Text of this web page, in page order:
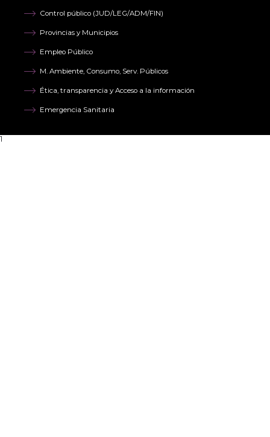
Control público (JUD/LEG/ADM/FIN)
Provincias y Municipios
Empleo Público
M. Ambiente, Consumo, Serv. Públicos
Ética, transparencia y Acceso a la información
Emergencia Sanitaria
1